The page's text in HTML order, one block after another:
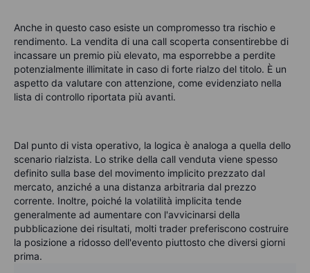
Anche in questo caso esiste un compromesso tra rischio e
rendimento. La vendita di una call scoperta consentirebbe di
incassare un premio più elevato, ma esporrebbe a perdite
potenzialmente illimitate in caso di forte rialzo del titolo. È un
aspetto da valutare con attenzione, come evidenziato nella
lista di controllo riportata più avanti.
Dal punto di vista operativo, la logica è analoga a quella dello
scenario rialzista. Lo strike della call venduta viene spesso
definito sulla base del movimento implicito prezzato dal
mercato, anziché a una distanza arbitraria dal prezzo
corrente. Inoltre, poiché la volatilità implicita tende
generalmente ad aumentare con l'avvicinarsi della
pubblicazione dei risultati, molti trader preferiscono costruire
la posizione a ridosso dell'evento piuttosto che diversi giorni
prima.